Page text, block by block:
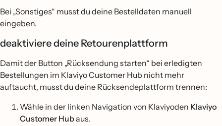
Bei „Sonstiges“ musst du deine Bestelldaten manuell
eingeben.
deaktiviere deine Retourenplattform
Damit der Button „Rücksendung starten“ bei erledigten
Bestellungen im Klaviyo Customer Hub nicht mehr
auftaucht, musst du deine Rücksendeplattform trennen:
Wähle in der linken Navigation von Klaviyoden Klaviyo
Customer Hubaus.